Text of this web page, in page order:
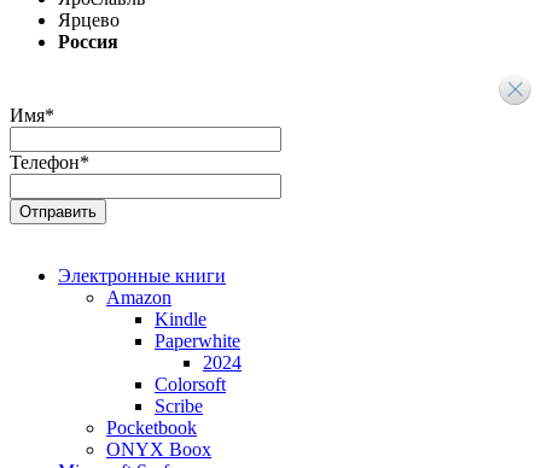
Ярцево
Россия
Имя*
Телефон*
Электронные книги
Amazon
Kindle
Paperwhite
2024
Colorsoft
Scribe
Pocketbook
ONYX Boox